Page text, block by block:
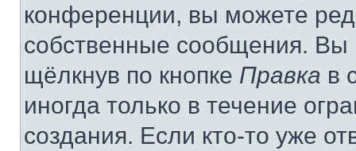
конференции, вы можете
собственные сообщения. Вы
щёлкнув по кнопке Правка в
иногда только в течение
создания. Если кто-то уже